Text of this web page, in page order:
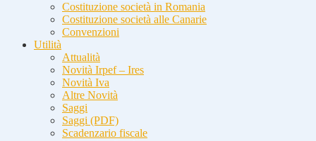
Costituzione società in Romania
Costituzione società alle Canarie
Convenzioni
Utilità
Attualità
Novità Irpef – Ires
Novità Iva
Altre Novità
Saggi
Saggi (PDF)
Scadenzario fiscale